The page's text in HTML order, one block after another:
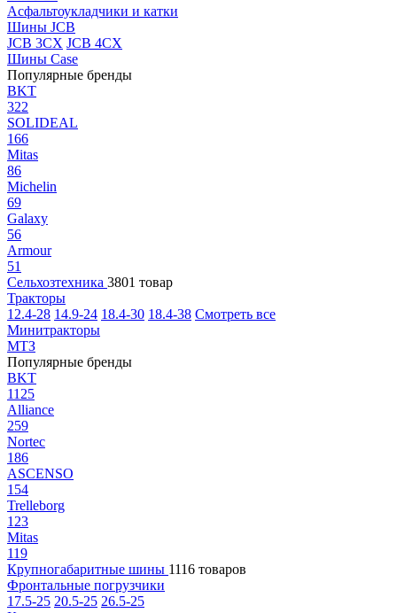
Асфальтоукладчики и катки
Шины JCB
JCB 3CX JCB 4CX
Шины Case
Популярные бренды
BKT
322
SOLIDEAL
166
Mitas
86
Michelin
69
Galaxy
56
Armour
51
Сельхозтехника 3801 товар
Тракторы
12.4-28 14.9-24 18.4-30 18.4-38 Смотреть все
Минитракторы
МТЗ
Популярные бренды
BKT
1125
Alliance
259
Nortec
186
ASCENSO
154
Trelleborg
123
Mitas
119
Крупногабаритные шины 1116 товаров
Фронтальные погрузчики
17.5-25 20.5-25 26.5-25